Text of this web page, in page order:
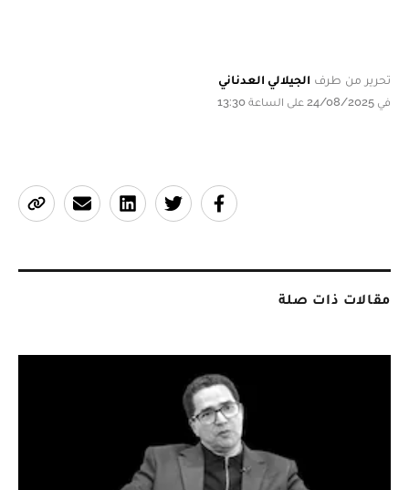
تحرير من طرف الجيلالي العدناني
في 24/08/2025 على الساعة 13:30
مقالات ذات صلة